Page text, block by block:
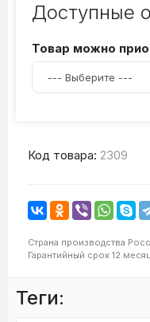
Доступные
Товар можно
Код товара: 2309
Страна производства
Гарантийный срок 12
Теги: